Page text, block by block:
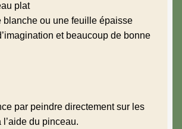
plat
blanche ou une feuille épaisse
et beaucoup de bonne
par peindre directement sur les
l’aide du pinceau.